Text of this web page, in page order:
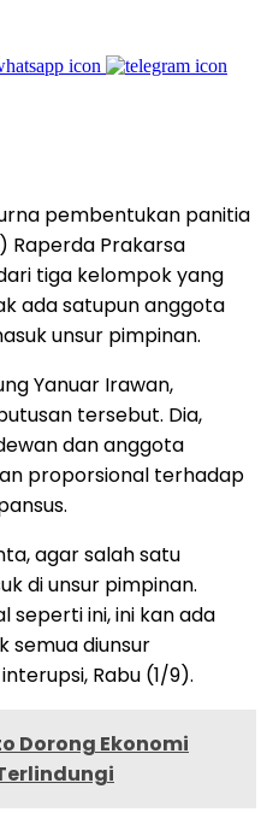
pembentukan panitia
Raperda Prakarsa
tiga kelompok yang
ada satupun anggota
unsur pimpinan.
Yanuar Irawan,
tersebut. Dia,
dan anggota
proporsional terhadap
agar salah satu
di unsur pimpinan.
seperti ini, ini kan ada
semua diunsur
Rabu (1/9).
Dorong Ekonomi